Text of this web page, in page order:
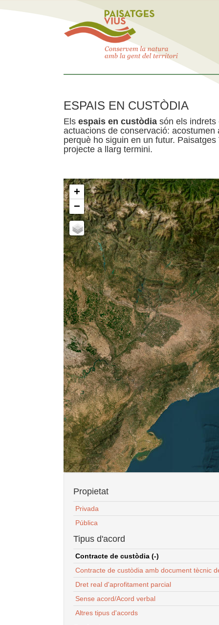
ESPAIS EN CUSTÒDIA
Els espais en custòdia són els indrets
actuacions de conservació:
perquè ho siguin en un futur.
projecte a llarg termini.
+
−
Propietat
Privada
Pública
Tipus d'acord
Contracte de custòdia (-)
Contracte de custòdia amb document tècnic
Dret real d'aprofitament parcial
Sense acord/Acord verbal
Altres tipus d'acords